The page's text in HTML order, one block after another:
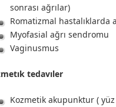
sonrası ağrılar)
Romatizmal hastalıklarda
Myofasial ağrı sendromu
Vaginusmus
tedavıler
Kozmetik akupunktur (